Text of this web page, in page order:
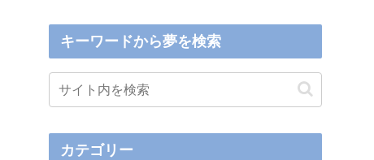
キーワードから夢を検索
カテゴリー